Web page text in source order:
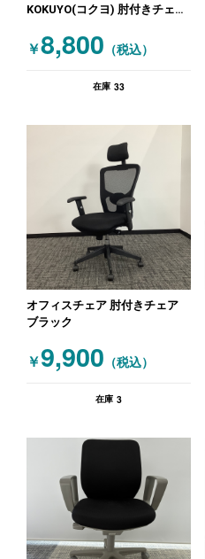
KOKUYO(コクヨ) 肘付きチェア
￥8,800 （税込）
在庫 33
オフィスチェア 肘付きチェア
ブラック
￥9,900 （税込）
在庫 3